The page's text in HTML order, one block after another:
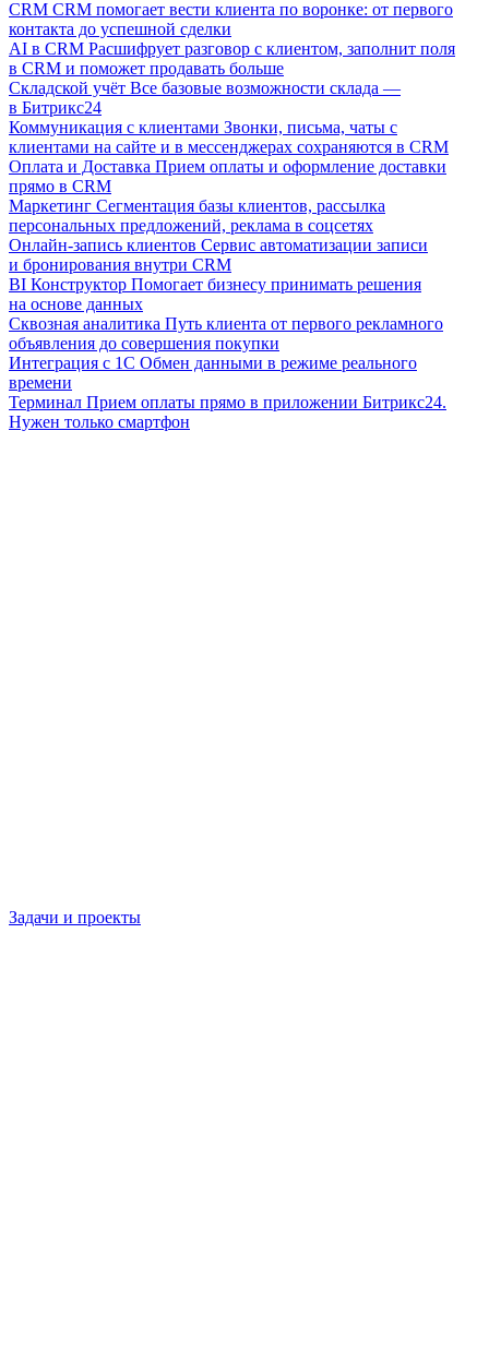
CRM CRM помогает вести клиента по воронке: от первого
контакта до успешной сделки
AI в CRM Расшифрует разговор с клиентом, заполнит поля
в CRM и поможет продавать больше
Складской учёт Все базовые возможности склада —
в Битрикс24
Коммуникация с клиентами Звонки, письма, чаты с
клиентами на сайте и в мессенджерах сохраняются в CRM
Оплата и Доставка Прием оплаты и оформление доставки
прямо в CRM
Маркетинг Сегментация базы клиентов, рассылка
персональных предложений, реклама в соцсетях
Онлайн-запись клиентов Сервис автоматизации записи
и бронирования внутри CRM
BI Конструктор Помогает бизнесу принимать решения
на основе данных
Сквозная аналитика Путь клиента от первого рекламного
объявления до совершения покупки
Интеграция с 1С Обмен данными в режиме реального
времени
Терминал Прием оплаты прямо в приложении Битрикс24.
Нужен только смартфон
Задачи и проекты